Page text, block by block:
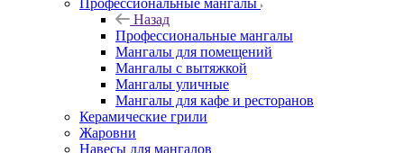
Профессиональные мангалы
Назад
Профессиональные мангалы
Мангалы для помещений
Мангалы с вытяжкой
Мангалы уличные
Мангалы для кафе и ресторанов
Керамические грили
Жаровни
Навесы для мангалов